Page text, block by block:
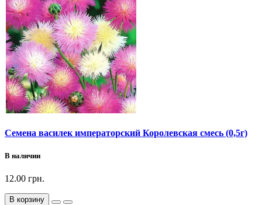
Семена василек императорский Королевская смесь (0,5г)
В наличии
12.00 грн.
В корзину